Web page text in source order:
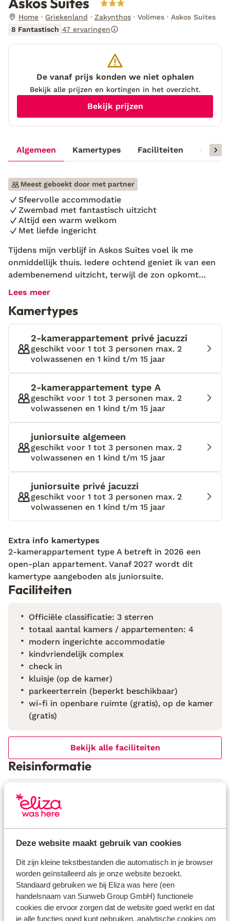
Deze website maakt gebruik van cookies
Dit zijn kleine tekstbestanden die automatisch in je browser
worden geïnstalleerd als je onze website bezoekt.
Standaard gebruiken we bij Eliza was here (een
handelsnaam van Sunweb Group GmbH) functionele
cookies die ervoor zorgen dat de website goed werkt en dat
je alle functies goed kunt gebruiken, analytische cookies om
Home Griekenland Zakynthos Volimes
Askos Suites
8 Fantastisch 47 ervaringen
Algemeen Kamertypes Faciliteiten
Meest geboekt door met partner
Sfeervolle accommodatie
Zwembad met fantastisch uitzicht
Altijd een warm welkom
Met liefde ingericht
Tijdens mijn verblijf in Askos Suites voel ik me
onmiddellijk thuis. Iedere ochtend geniet ik van een
adembenemend uitzicht, terwijl de zon opkomt
boven Kefalonia en de baai van Alykes. De geur van
elke dag bijzonder. Mary Dania, de eigenaresse,
vertelde mij dat ze deze accommodatie met liefde
heeft gerenoveerd. Het is namelijk een huis dat al
generaties in de familie is. Als klein meisje genoot ze
al van de avonturen met de lokale vissers en de
onvergetelijke boottochten naar de blauwe grotten
en het beroemde scheepswrak. Na deze verhalen
heb ik gelijk zin om de rest van het eiland te
verkennen! Askos Suites, gelegen in het
schilderachtige Volimes op Zakynthos, biedt een
moderne en frisse inrichting die perfect samengaat
met de serene omgeving. De accommodatie beschikt
over een heerlijk zwembad met comfortabele
ligbedden, waar je lekker kunt relaxen en genieten
van de zon. Je wordt verwelkomd met een fles
lokale wijn en water, en Mary staat altijd klaar om
aan jouw wensen te voldoen. Zo is er de keuze uit
een scala aan activiteiten, zoals VIP bootverhuur,
Olympia, en unieke ervaringen zoals kookworkshops
en olijfolieproeverijen. Kortom, hier hoef je je nooit
te vervelen!
Lees meer
Kamertypes
2-kamerappartement privé jacuzzi
geschikt voor 1 tot 3 personen max. 2
volwassenen en 1 kind t/m 15 jaar
2-kamerappartement type A
geschikt voor 1 tot 3 personen max. 2
volwassenen en 1 kind t/m 15 jaar
juniorsuite algemeen
geschikt voor 1 tot 3 personen max. 2
volwassenen en 1 kind t/m 15 jaar
juniorsuite privé jacuzzi
geschikt voor 1 tot 3 personen max. 2
volwassenen en 1 kind t/m 15 jaar
Extra info kamertypes
2-kamerappartement type A betreft in 2026 een
open-plan appartement. Vanaf 2027 wordt dit
kamertype aangeboden als juniorsuite.
Faciliteiten
Officiële classificatie: 3 sterren
totaal aantal kamers / appartementen: 4
modern ingerichte accommodatie
kindvriendelijk complex
check in
kluisje (op de kamer)
parkeerterrein (beperkt beschikbaar)
wi-fi in openbare ruimte (gratis), op de kamer
(gratis)
Bekijk alle faciliteiten
Reisinformatie
Verzorging
Wat gasten vinden
Dit zijn 100% echte beoordelingen van reizigers die
jou voorgingen. Meer over reviews
8 Fantastisch
47 ervaringen
De vanaf prijs konden we niet ophalen
Bekijk alle prijzen en kortingen in het overzicht.
Bekijk prijzen